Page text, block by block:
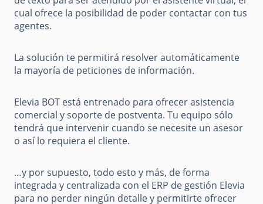
cual ofrece la posibilidad de poder contactar con tus
agentes.
La solución te permitirá resolver automáticamente
la mayoría de peticiones de información.
Elevia BOT está entrenado para ofrecer asistencia
comercial y soporte de postventa. Tu equipo sólo
tendrá que intervenir cuando se necesite un asesor
o así lo requiera el cliente.
…y por supuesto, todo esto y más, de forma
integrada y centralizada con el ERP de gestión Elevia
para no perder ningún detalle y permitirte ofrecer